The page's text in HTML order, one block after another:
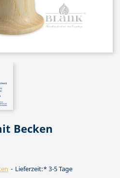
Becken
Lieferzeit:* 3-5 Tage